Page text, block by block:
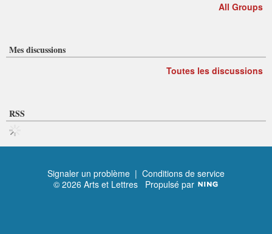
All Groups
Mes discussions
Toutes les discussions
RSS
Signaler un problème | Conditions de service
© 2026 Arts et Lettres Propulsé par